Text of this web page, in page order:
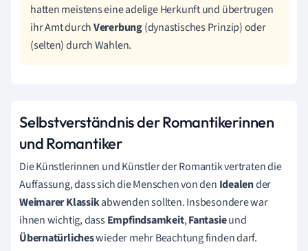
hatten meistens eine adelige Herkunft und übertrugen
ihr Amt durchVererbung(dynastisches Prinzip) oder
(selten) durch Wahlen.
Selbstverständnis der Romantikerinnen
und Romantiker
Die Künstlerinnen und Künstler der Romantik vertraten die
Auffassung, dass sich die Menschen von den Idealender
Weimarer Klassikabwenden sollten. Insbesondere war
ihnen wichtig, dassEmpfindsamkeit,Fantasieund
Übernatürlicheswieder mehr Beachtung finden darf.